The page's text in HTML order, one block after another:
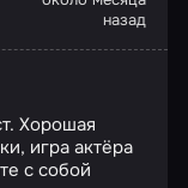
назад
Хорошая
игра актёра
с собой